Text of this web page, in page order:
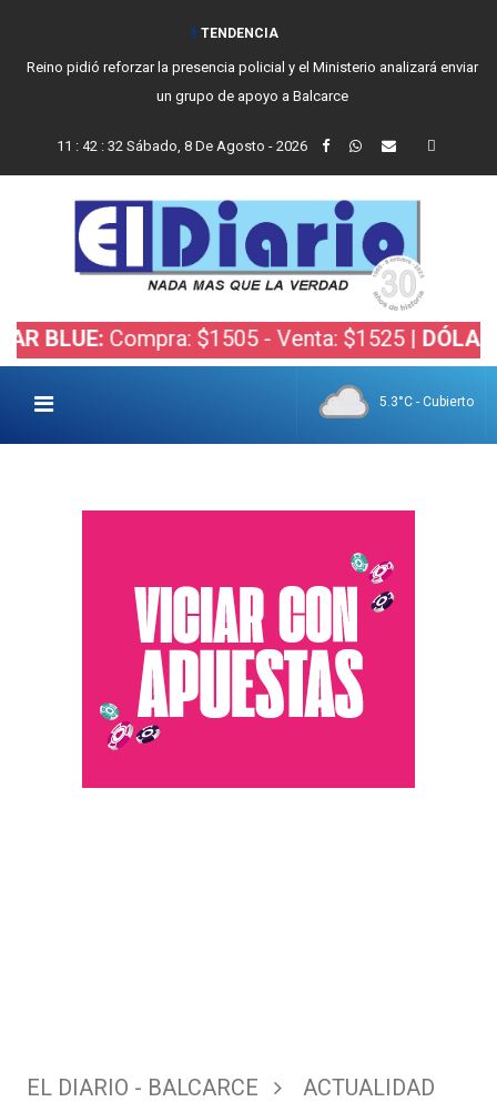
TENDENCIA
Reino pidió reforzar la presencia policial y el Ministerio analizará enviar
un grupo de apoyo a Balcarce
11 : 42: 33 Sábado, 8 De Agosto - 2026
Compra: $1505 - Venta: $1525 |DÓLAR
5.3°C - Cubierto
EL DIARIO - BALCARCE
ACTUALIDAD